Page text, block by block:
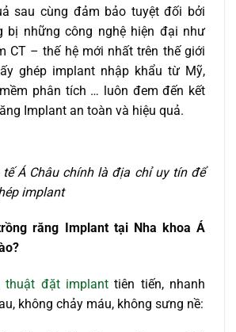
sau cùng đảm bảo tuyệt đối bởi
bị những công nghệ hiện đại như
CT – thế hệ mới nhất trên thế giới
ghép implant nhập khẩu từ Mỹ,
phân tích … luôn đem đến kết
Implant an toàn và hiệu quả.
Á Châu chính là địa chỉ uy tín để
implant
răng Implant tại Nha khoa Á
thuật đặt implanttiên tiến, nhanh
không chảy máu, không sưng nề: